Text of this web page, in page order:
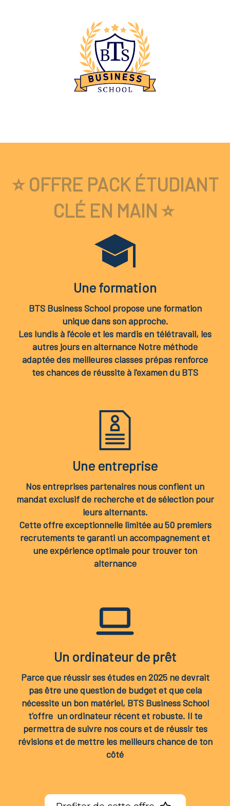
⭐ OFFRE PACK ÉTUDIANT
CLÉ EN MAIN ⭐
Une formation
BTS Business School propose une formation
unique dans son approche.
Les lundis à l’école et les mardis en télétravail, les
autres jours en alternance Notre méthode
adaptée des meilleures classes prépas renforce
tes chances de réussite à l'examen du BTS
Une entreprise
Nos entreprises partenaires nous confient un
mandat exclusif de recherche et de sélection pour
leurs alternants.
Cette offre exceptionnelle limitée au 50 premiers
recrutements te garanti un accompagnement et
une expérience optimale pour trouver ton
alternance
Un ordinateur de prêt
Parce que réussir ses études en 2025 ne devrait
pas être une question de budget et que cela
nécessite un bon matériel, BTS Business School
t'offre un ordinateur récent et robuste. Il te
permettra de suivre nos cours et de réussir tes
révisions et de mettre les meilleurs chance de ton
côté